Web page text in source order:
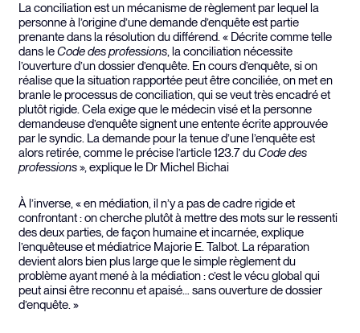
La conciliation est un mécanisme de règlement par lequel la
personne à l’origine d’une demande d’enquête est partie
prenante dans la résolution du différend. « Décrite comme telle
dans leCode des professions, la conciliation nécessite
l’ouverture d’un dossier d’enquête. En cours d’enquête, si on
réalise que la situation rapportée peut être conciliée, on met en
branle le processus de conciliation, qui se veut très encadré et
plutôt rigide. Cela exige que le médecin visé et la personne
demandeuse d’enquête signent une entente écrite approuvée
par le syndic. La demande pour la tenue d’une l’enquête est
alors retirée, comme le précise l’article 123.7 duCode des
professions», explique le Dr Michel Bichai
À l’inverse, « en médiation, il n’y a pas de cadre rigide et
confrontant : on cherche plutôt à mettre des mots sur le ressenti
des deux parties, de façon humaine et incarnée, explique
l’enquêteuse et médiatrice Majorie E. Talbot. La réparation
devient alors bien plus large que le simple règlement du
problème ayant mené à la médiation : c’est le vécu global qui
peut ainsi être reconnu et apaisé… sans ouverture de dossier
d’enquête. »